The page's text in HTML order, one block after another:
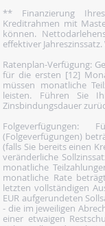
** Finanzierung
Kreditrahmen mit
können.
effektiver
Ratenplan-Verfügung:
für die ersten [12]
müssen monatliche
leisten. Führen Sie
Zinsbindungsdauer
(Folgeverfügungen)
(falls Sie bereits einen
veränderliche
monatliche
monatliche Rate
letzten vollständigen
EUR aufgerundeten
- die im jeweiligen
einer etwaigen